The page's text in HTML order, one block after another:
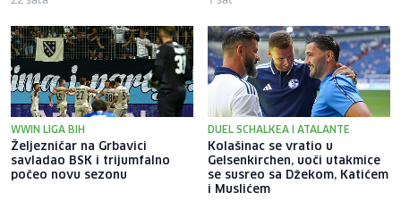
WWIN LIGA BIH
Željezničar na Grbavici
savladao BSK i trijumfalno
počeo novu sezonu
DUEL SCHALKEA I ATALANTE
Kolašinac se vratio u
Gelsenkirchen, uoči utakmice
se susreo sa Džekom, Katićem
i Muslićem